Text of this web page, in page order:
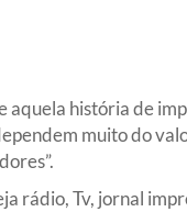
aquela história de
muito do
rádio, Tv, jornal